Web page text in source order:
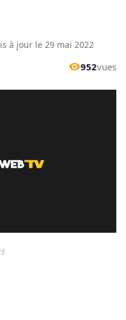
à jour le 29 mai 2022
952vues